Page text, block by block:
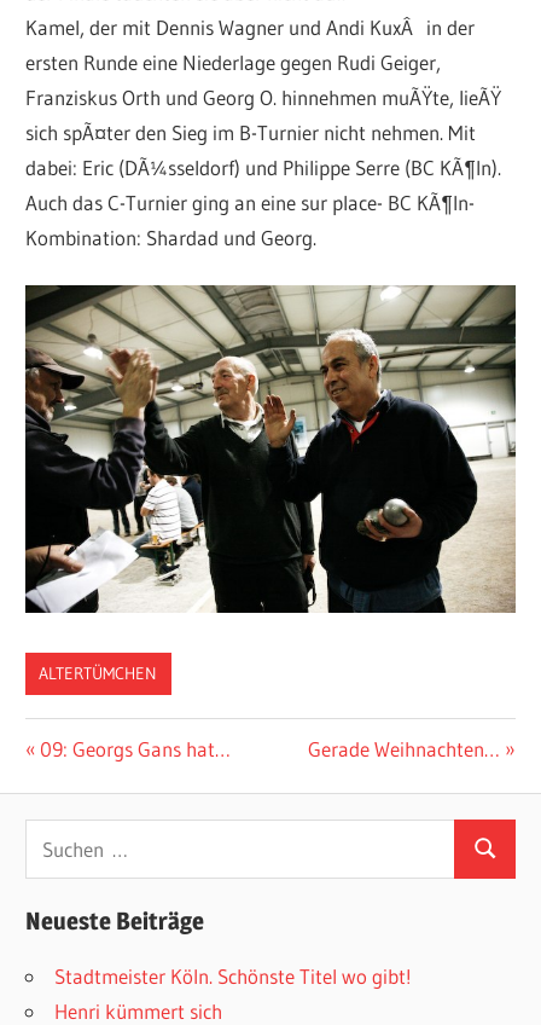
Kamel, der mit Dennis Wagner und Andi KuxÂ in der
ersten Runde eine Niederlage gegen Rudi Geiger,
Franziskus Orth und Georg O. hinnehmen muÃŸte, lieÃŸ
sich spÃ¤ter den Sieg im B-Turnier nicht nehmen. Mit
dabei: Eric (DÃ¼sseldorf) und Philippe Serre (BC KÃ¶ln).
Auch das C-Turnier ging an eine sur place- BC KÃ¶ln-
Kombination: Shardad und Georg.
ALTERTÜMCHEN
Beitragsnavigation
Vorheriger
09: Georgs Gans hat…
Nächster
Gerade Weihnachten…
Suchen
Neueste Beiträge
Stadtmeister Köln. Schönste Titel wo gibt!
Henri kümmert sich